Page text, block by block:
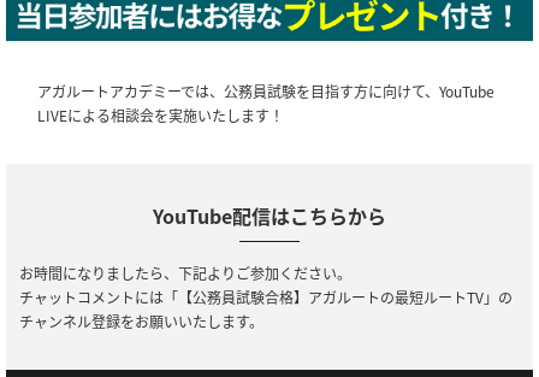
アガルートアカデミーでは、公務員試験を目指す方に向けて、YouTube
LIVEによる相談会を実施いたします！
YouTube配信はこちらから
お時間になりましたら、下記よりご参加ください。
チャットコメントには「【公務員試験合格】アガルートの最短ルートTV」の
チャンネル登録をお願いいたします。